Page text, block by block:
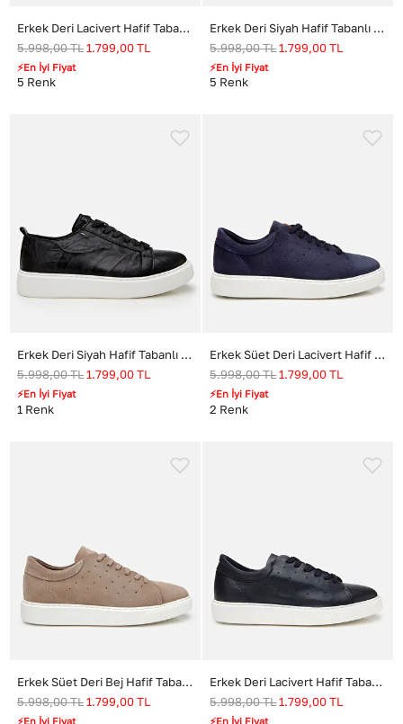
Erkek Deri Lacivert Hafif Tabanlı Spor Ayakkabı
5.998,00TL 1.799,00 TL
⚡En İyi Fiyat
5 Renk
Erkek Deri Siyah Hafif Tabanlı Spor Ayakkabı
5.998,00TL1.799,00 TL
⚡En İyi Fiyat
5 Renk
Erkek Deri Siyah Hafif Tabanlı Spor Ayakkabı
5.998,00TL 1.799,00 TL
⚡En İyi Fiyat
1 Renk
Erkek Süet Deri Lacivert Hafif Tabanlı Spor Ayakkabı
5.998,00TL1.799,00 TL
⚡En İyi Fiyat
2 Renk
Erkek Süet Deri Bej Hafif Tabanlı Spor Ayakkabı
5.998,00TL 1.799,00 TL
⚡En İyi Fiyat
Erkek Deri Lacivert Hafif Tabanlı Spor Ayakkabı
5.998,00TL1.799,00 TL
⚡En İyi Fiyat